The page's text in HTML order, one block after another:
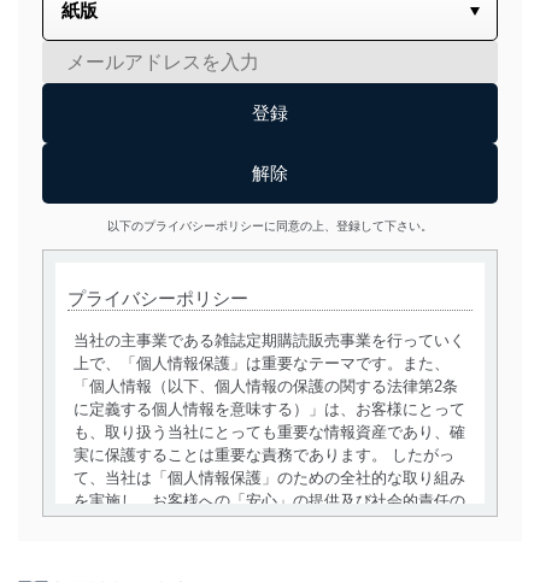
以下のプライバシーポリシーに同意の上、登録して下さい。
プライバシーポリシー
当社の主事業である雑誌定期購読販売事業を行っていく
上で、「個人情報保護」は重要なテーマです。また、
「個人情報（以下、個人情報の保護の関する法律第2条
に定義する個人情報を意味する）」は、お客様にとって
も、取り扱う当社にとっても重要な情報資産であり、確
実に保護することは重要な責務であります。 したがっ
て、当社は「個人情報保護」のための全社的な取り組み
を実施し、お客様への「安心」の提供及び社会的責任の